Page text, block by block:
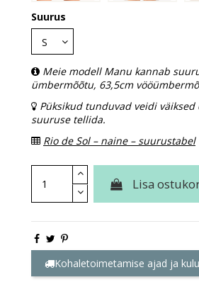
Suurus
Meie modell Manu kannab
ümbermõõtu, 63,5cm
Püksikud tunduvad veidi
suuruse tellida.
Rio de Sol – naine – suurustabel
Lisa
Kohaletoimetamise ajad ja